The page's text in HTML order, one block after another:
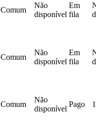
Comum
Não
disponível
Em
fila
Comum
Não
disponível
Em
fila
Comum
Não
disponível
Pago